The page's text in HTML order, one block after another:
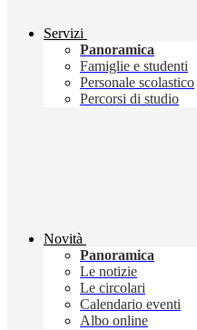
Servizi
Panoramica
Famiglie e studenti
Personale scolastico
Percorsi di studio
Novità
Panoramica
Le notizie
Le circolari
Calendario eventi
Albo online